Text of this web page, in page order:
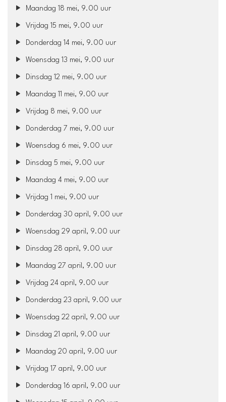
Maandag 18 mei, 9.00 uur
Vrijdag 15 mei, 9.00 uur
Donderdag 14 mei, 9.00 uur
Woensdag 13 mei, 9.00 uur
Dinsdag 12 mei, 9.00 uur
Maandag 11 mei, 9.00 uur
Vrijdag 8 mei, 9.00 uur
Donderdag 7 mei, 9.00 uur
Woensdag 6 mei, 9.00 uur
Dinsdag 5 mei, 9.00 uur
Maandag 4 mei, 9.00 uur
Vrijdag 1 mei, 9.00 uur
Donderdag 30 april, 9.00 uur
Woensdag 29 april, 9.00 uur
Dinsdag 28 april, 9.00 uur
Maandag 27 april, 9.00 uur
Vrijdag 24 april, 9.00 uur
Donderdag 23 april, 9.00 uur
Woensdag 22 april, 9.00 uur
Dinsdag 21 april, 9.00 uur
Maandag 20 april, 9.00 uur
Vrijdag 17 april, 9.00 uur
Donderdag 16 april, 9.00 uur